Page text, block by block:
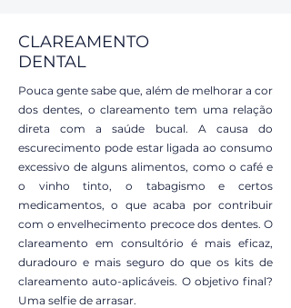
CLAREAMENTO
DENTAL
Pouca gente sabe que, além de melhorar a cor
dos dentes, o clareamento tem uma relação
direta com a saúde bucal. A causa do
escurecimento pode estar ligada ao consumo
excessivo de alguns alimentos, como o café e
o vinho tinto, o tabagismo e certos
medicamentos, o que acaba por contribuir
com o envelhecimento precoce dos dentes. O
clareamento em consultório é mais eficaz,
duradouro e mais seguro do que os kits de
clareamento auto-aplicáveis. O objetivo final?
Uma selfie de arrasar.